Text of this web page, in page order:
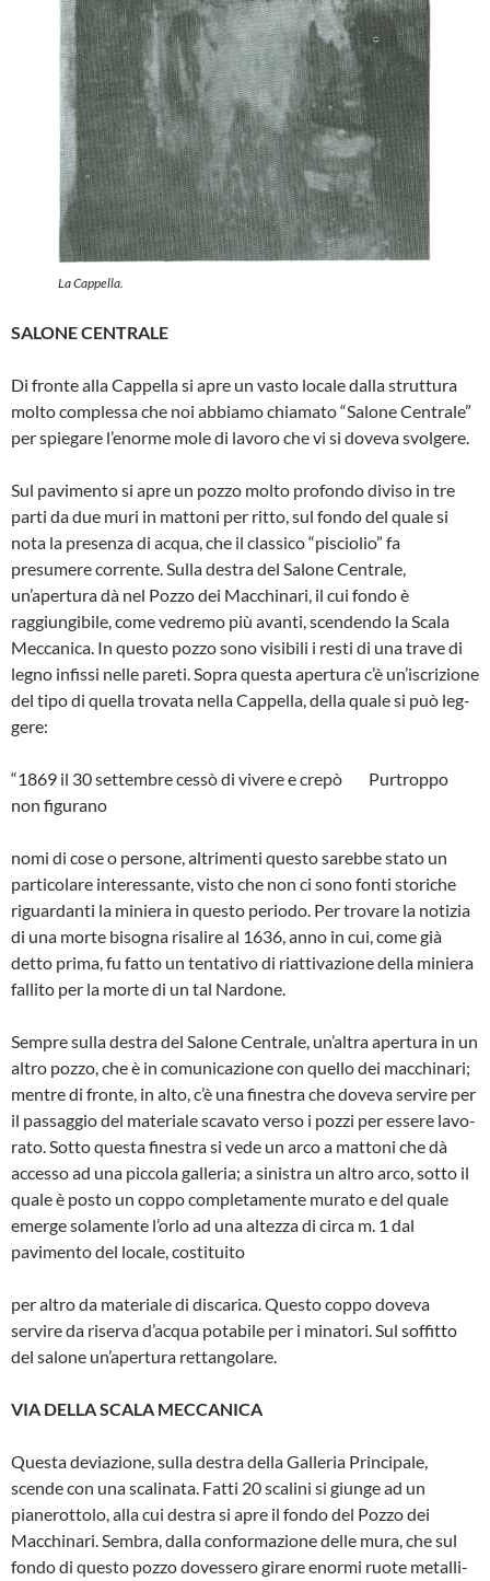
La Cappella.
SALONE CENTRALE
Di fronte alla Cappella si apre un vasto locale dalla struttura
molto com­plessa che noi abbiamo chiamato “Sa­lone Centrale”
per spiegare l’enorme mole di lavoro che vi si doveva svol­gere.
Sul pavimento si apre un pozzo molto profondo diviso in tre
parti da due muri in mattoni per ritto, sul fondo del quale si
nota la presenza di acqua, che il classico “pisciolio” fa
presumere cor­rente. Sulla destra del Salone Centrale,
un’apertura dà nel Pozzo dei Macchi­nari, il cui fondo è
raggiungibile, come vedremo più avanti, scendendo la Scala
Meccanica. In questo pozzo sono visibili i resti di una trave di
legno infissi nelle pareti. Sopra questa apertura c’è un’iscrizione
del tipo di quella trovata nella Cappella, della quale si può leg­
gere:
“1869 il 30 settembre cessò di vivere e crepò Purtroppo
non figurano
nomi di cose o persone, altrimenti questo sarebbe stato un
particolare in­teressante, visto che non ci sono fonti storiche
riguardanti la miniera in questo periodo. Per trovare la notizia
di una morte bisogna risalire al 1636, anno in cui, come già
detto prima, fu fatto un tentativo di riattivazione della miniera
fallito per la morte di un tal Nardone.
Sempre sulla destra del Salone Centrale, un’altra apertura in un
altro pozzo, che è in comunicazione con quello dei macchinari;
mentre di fronte, in alto, c’è una finestra che doveva servire per
il passaggio del materiale scavato verso i pozzi per essere lavo­
rato. Sotto questa finestra si vede un arco a mattoni che dà
accesso ad una piccola galleria; a sinistra un altro arco, sotto il
quale è posto un coppo com­pletamente murato e del quale
emerge solamente l’orlo ad una altezza di circa m. 1 dal
pavimento del locale, costituito
per altro da materiale di discarica. Questo coppo doveva
servire da riserva d’acqua potabile per i minatori. Sul soffitto
del salone un’apertura rettango­lare.
VIA DELLA SCALA MECCANICA
Questa deviazione, sulla destra della Galleria Principale,
scende con una scalinata. Fatti 20 scalini si giunge ad un
pianerottolo, alla cui destra si apre il fondo del Pozzo dei
Macchinari. Sembra, dalla conformazione delle mura, che sul
fondo di questo pozzo dovessero girare enormi ruote metalli­